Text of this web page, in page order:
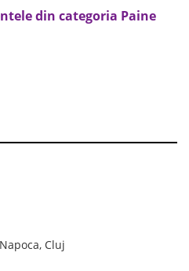
din categoria Paine
Cluj